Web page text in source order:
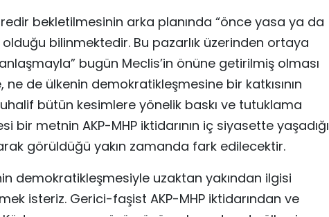
bekletilmesinin arka planında “önce yasa ya da
olduğu bilinmektedir. Bu pazarlık üzerinden ortaya
bugün Meclis’in önüne getirilmiş olması
de ülkenin demokratikleşmesine bir katkısının
bütün kesimlere yönelik baskı ve tutuklama
bir metnin AKP-MHP iktidarının iç siyasette yaşadığı
görüldüğü yakın zamanda fark edilecektir.
demokratikleşmesiyle uzaktan yakından ilgisi
isteriz. Gerici-faşist AKP-MHP iktidarından ve